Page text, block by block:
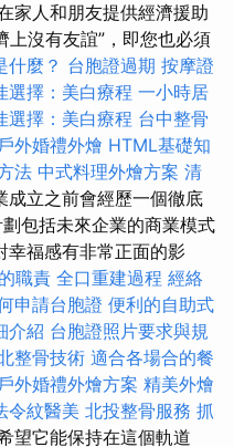
家人和朋友提供經濟援助
上沒有友誼”，即您也必須
什麼？ 台胞證過期 按摩證
選擇：美白療程 一小時居
選擇：美白療程 台中整骨
外婚禮外燴 HTML基礎知
法 中式料理外燴方案 清
成立之前會經歷一個徹底
包括未來企業的商業模式
幸福感有非常正面的影
職責 全口重建過程 經絡
申請台胞證 便利的自助式
介紹 台胞證照片要求與規
整骨技術 適合各場合的餐
外婚禮外燴方案 精美外燴
令紋醫美 北投整骨服務 抓
望它能保持在這個軌道